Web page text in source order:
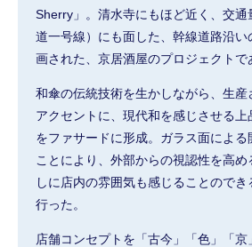
Sherry」。清水寺にもほど近く、交通
道一号線）にも面した、幹線道路沿
画された、京居酒屋のプロジェクトで
和傘の伝統技術を生かしながら、生産
アクセントに、現代和を感じさせる
をファサードに形成。ガラス面によ
ことにより、外部からの視認性を高
しに店内の雰囲気も感じることので
行った。
店舗コンセプトを「古今」「色」「京